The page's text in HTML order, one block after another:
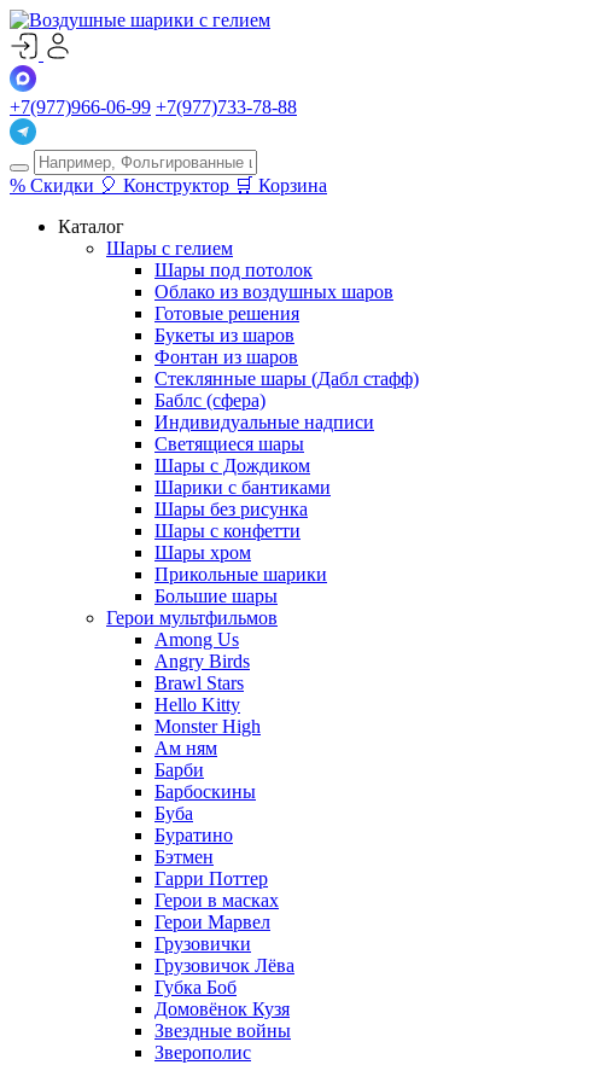
+7(977)966-06-99 +7(977)733-78-88
% Скидки 🎈 Конструктор 🛒 Корзина
Каталог
Шары с гелием
Шары под потолок
Облако из воздушных шаров
Готовые решения
Букеты из шаров
Фонтан из шаров
Стеклянные шары (Дабл стафф)
Баблс (сфера)
Индивидуальные надписи
Светящиеся шары
Шары с Дождиком
Шарики с бантиками
Шары без рисунка
Шары с конфетти
Шары хром
Прикольные шарики
Большие шары
Герои мультфильмов
Among Us
Angry Birds
Brawl Stars
Hello Kitty
Monster High
Ам ням
Барби
Барбоскины
Буба
Буратино
Бэтмен
Гарри Поттер
Герои в масках
Герои Марвел
Грузовички
Грузовичок Лёва
Губка Боб
Домовёнок Кузя
Звездные войны
Зверополис